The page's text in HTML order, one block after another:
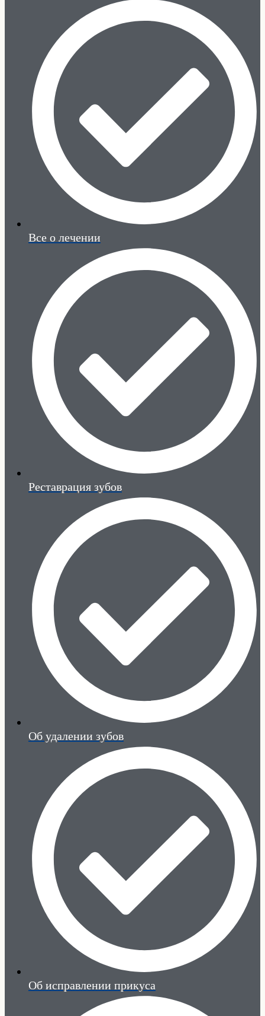
Все о лечении
Реставрация зубов
Об удалении зубов
Об исправлении прикуса